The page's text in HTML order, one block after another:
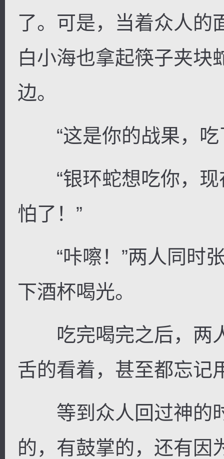
了。可是，当着众人的
白小海也拿起筷子夹块
边。
“这是你的战果，吃
“银环蛇想吃你，现
怕了！”
“咔嚓！”两人同时张
下酒杯喝光。
吃完喝完之后，两
舌的看着，甚至都忘记
等到众人回过神的
的，有鼓掌的，还有因